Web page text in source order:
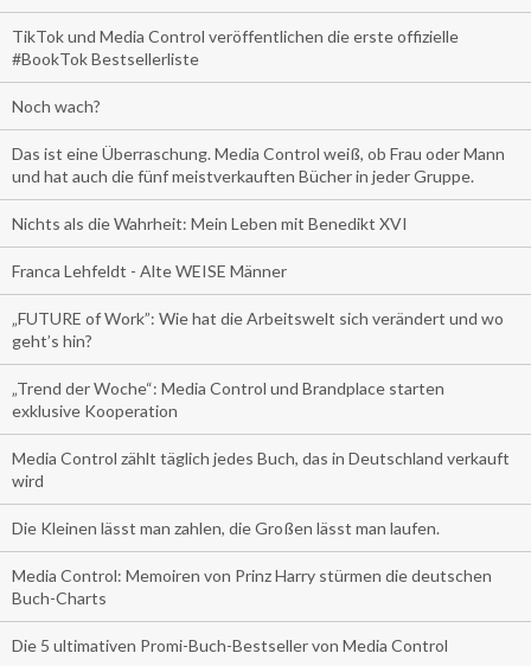
TikTok und Media Control veröffentlichen die erste offizielle
#BookTok Bestsellerliste
Noch wach?
Das ist eine Überraschung. Media Control weiß, ob Frau oder Mann
und hat auch die fünf meistverkauften Bücher in jeder Gruppe.
Nichts als die Wahrheit: Mein Leben mit Benedikt XVI
Franca Lehfeldt - Alte WEISE Männer
„FUTURE of Work”: Wie hat die Arbeitswelt sich verändert und wo
geht’s hin?
„Trend der Woche“: Media Control und Brandplace starten
exklusive Kooperation
Media Control zählt täglich jedes Buch, das in Deutschland verkauft
wird
Die Kleinen lässt man zahlen, die Großen lässt man laufen.
Media Control: Memoiren von Prinz Harry stürmen die deutschen
Buch-Charts
Die 5 ultimativen Promi-Buch-Bestseller von Media Control